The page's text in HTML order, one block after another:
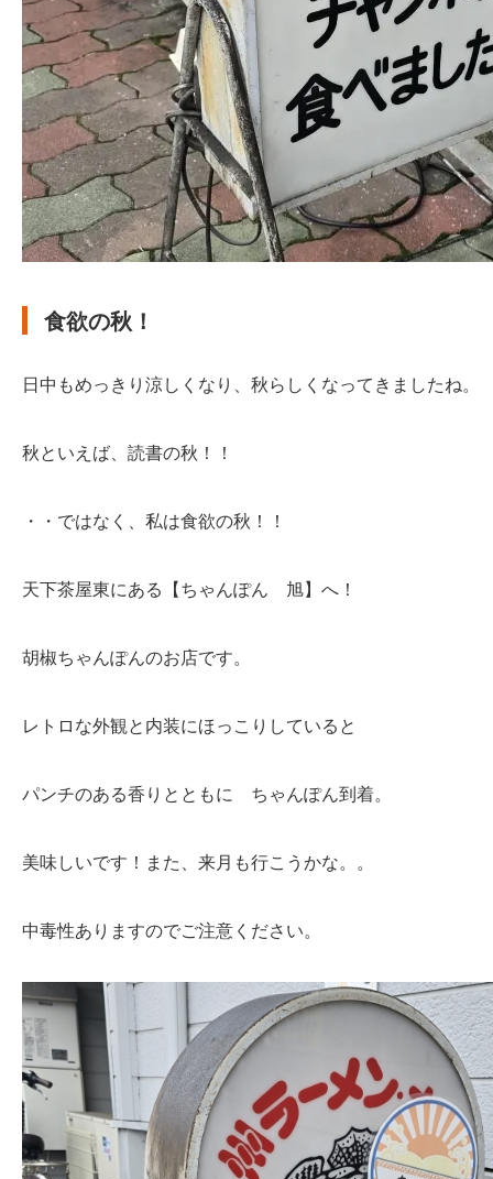
食欲の秋！
日中もめっきり涼しくなり、秋らしくなってきましたね。
秋といえば、読書の秋！！
・・ではなく、私は食欲の秋！！
天下茶屋東にある【ちゃんぽん 旭】へ！
胡椒ちゃんぽんのお店です。
レトロな外観と内装にほっこりしていると
パンチのある香りとともに ちゃんぽん到着。
美味しいです！また、来月も行こうかな。。
中毒性ありますのでご注意ください。